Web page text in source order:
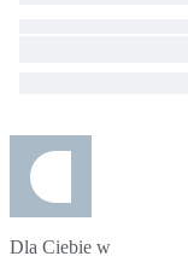
Dla Ciebie w